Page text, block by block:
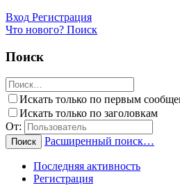
Вход Регистрация
Что нового? Поиск
Поиск
Искать только по первым
Искать только по заголовкам
От:
Поиск Расширенный поиск…
Последняя активность
Регистрация